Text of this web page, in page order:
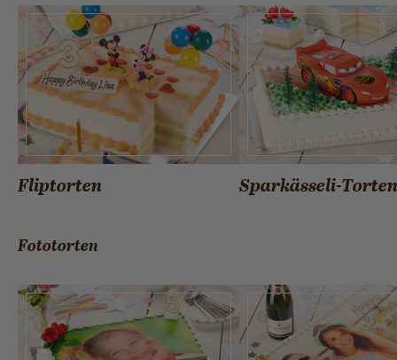
Fliptorten Sparkässeli-Torten
Fototorten